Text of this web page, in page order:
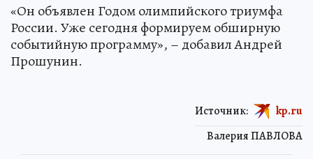
«Он объявлен Годом олимпийского триумфа
России. Уже сегодня формируем обширную
событийную программу», – добавил Андрей
Прошунин.
Валерия ПАВЛОВА
Источник: kp.ru